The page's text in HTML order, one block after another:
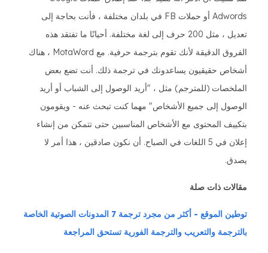
Adwords أو حملات FB في بلدان مختلفة ، فأنت بحاجة إلى
تعديل ، مثل 200 حرف إلى لغة مختلفة. أحيانًا ما تفتقد هذه
الفروق الدقيقة لأنك تقوم بترجمة حرفية. مع MotaWord ، هناك
أشخاص حقيقيون يساعدونك في ترجمة ذلك. أنت تضع بعض
الملخصات (للمترجم) مثل ، "أريد الوصول إلى الشباب أو أريد
الوصول إلى جميع الأشخاص" مهما كنت تبحث عنه - ويقومون
بتكييف المحتوى مع الأشخاص المناسبين حتى تتمكن من إنشاء
إعلان في 5 اللغات في الصباح. أن نكون صادقين ، هذا أمر لا
يصدق.
مقالات ذات صلة
توطين الموقع - أكثر من مجرد ترجمة
7 المدونات الصوتية الخاصة
بالترجمة والتعريب والترجمة الفورية تستحق المراجعة